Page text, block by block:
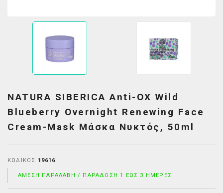
NATURA SIBERICA Anti-OX Wild
Blueberry Overnight Renewing Face
Cream-Mask Μάσκα Νυκτός, 50ml
ΚΩΔΙΚΌΣ 19616
ΆΜΕΣΗ ΠΑΡΑΛΑΒΉ / ΠΑΡΆΔΟΣΗ 1 ΈΩΣ 3 ΗΜΈΡΕΣ